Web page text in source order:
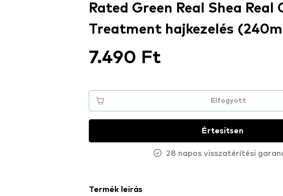
Rated Green Real Shea Real
Treatment hajkezelés
7.490 Ft
Elfogyott
Értesítsen
28 napos visszatérítési
Termék leírás